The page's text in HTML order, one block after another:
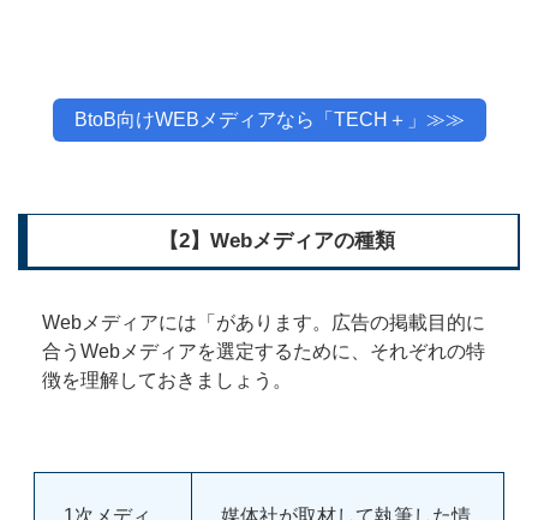
BtoB向けWEBメディアなら「TECH＋」≫≫
【2】Webメディアの種類
Webメディアには「があります。広告の掲載目的に
合うWebメディアを選定するために、それぞれの特
徴を理解しておきましょう。
1次メディ
媒体社が取材して執筆した情